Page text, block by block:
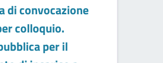
di convocazione
colloquio.
per il